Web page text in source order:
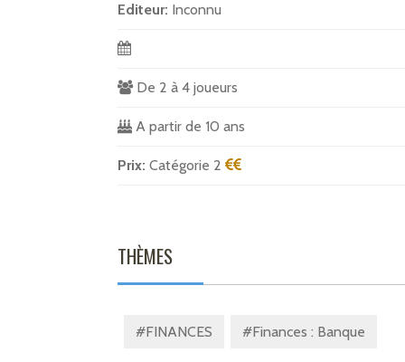
Editeur: Inconnu
De 2 à 4 joueurs
A partir de 10 ans
Prix: Catégorie 2
THÈMES
#FINANCES #Finances : Banque